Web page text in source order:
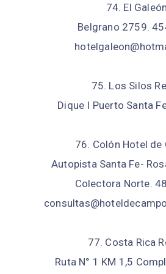
74. El Galeón
Belgrano 2759.
75. Los Silos
Dique I Puerto Santa
76. Colón Hotel de
Autopista Santa Fe-
Colectora Norte.
77. Costa Rica
Ruta N° 1 KM 1,5